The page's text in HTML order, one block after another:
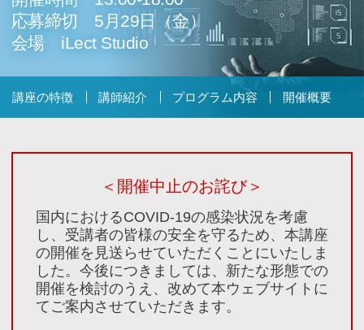
索:
応募締切 5月29日（金）
会場 iLect Studio
講座の特徴 講師紹介 プログラム内容 開催概要
＜開催中止のお詫び＞
国内におけるCOVID-19の感染状況を考慮
し、受講者の皆様の安全を守るため、本講座
の開催を見送らせていただくことにいたしま
した。今後につきましては、新たな形態での
開催を検討のうえ、改めて本ウェブサイトに
てご案内させていただきます。